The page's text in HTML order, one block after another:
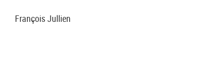
François Jullien